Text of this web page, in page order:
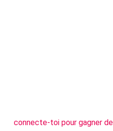
connecte-toi pour gagner